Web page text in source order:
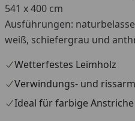
541 x 400 cm
Ausführungen:
weiß, schiefergrau und
Wetterfestes Leimholz
Verwindungs- und rissarm
Ideal für farbige Anstriche